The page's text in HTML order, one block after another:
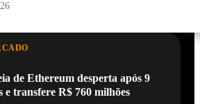
de Ethereum desperta após 9
e transfere R$ 760 milhões